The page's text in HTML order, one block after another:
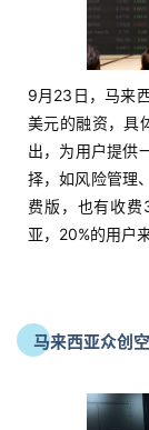
9月23日，马来
美元的融资，具
出，为用户提供
择，如风险管理
费版，也有收
亚，20%的用户
马来西亚众创